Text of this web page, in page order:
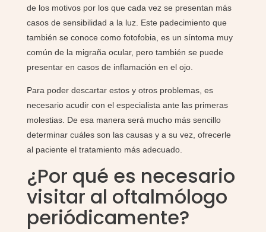
de los motivos por los que cada vez se presentan más
casos de sensibilidad a la luz. Este padecimiento que
también se conoce como fotofobia, es un síntoma muy
común de la migraña ocular, pero también se puede
presentar en casos de inflamación en el ojo.
Para poder descartar estos y otros problemas, es
necesario acudir con el especialista ante las primeras
molestias. De esa manera será mucho más sencillo
determinar cuáles son las causas y a su vez, ofrecerle
al paciente el tratamiento más adecuado.
¿Por qué es necesario
visitar al oftalmólogo
periódicamente?